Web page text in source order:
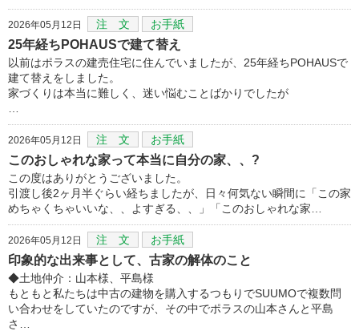
2026年05月12日 注 文 お手紙
25年経ちPOHAUSで建て替え
以前はポラスの建売住宅に住んでいましたが、25年経ちPOHAUSで
建て替えをしました。
家づくりは本当に難しく、迷い悩むことばかりでしたが
2026年05月12日 注 文 お手紙
このおしゃれな家って本当に自分の家、、?
この度はありがとうございました。
引渡し後2ヶ月半ぐらい経ちましたが、日々何気ない瞬間に「この家
めちゃくちゃいいな、、よすぎる、、」「このおしゃれな家…
2026年05月12日 注 文 お手紙
印象的な出来事として、古家の解体のこと
◆土地仲介：山本様、平島様
もともと私たちは中古の建物を購入するつもりでSUUMOで複数問
い合わせをしていたのですが、その中でポラスの山本さんと平島
さ…